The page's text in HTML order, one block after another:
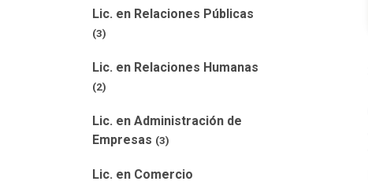
Lic. en Relaciones Públicas
(3)
Lic. en Relaciones Humanas
(2)
Lic. en Administración de
Empresas (3)
Lic. en Comercio